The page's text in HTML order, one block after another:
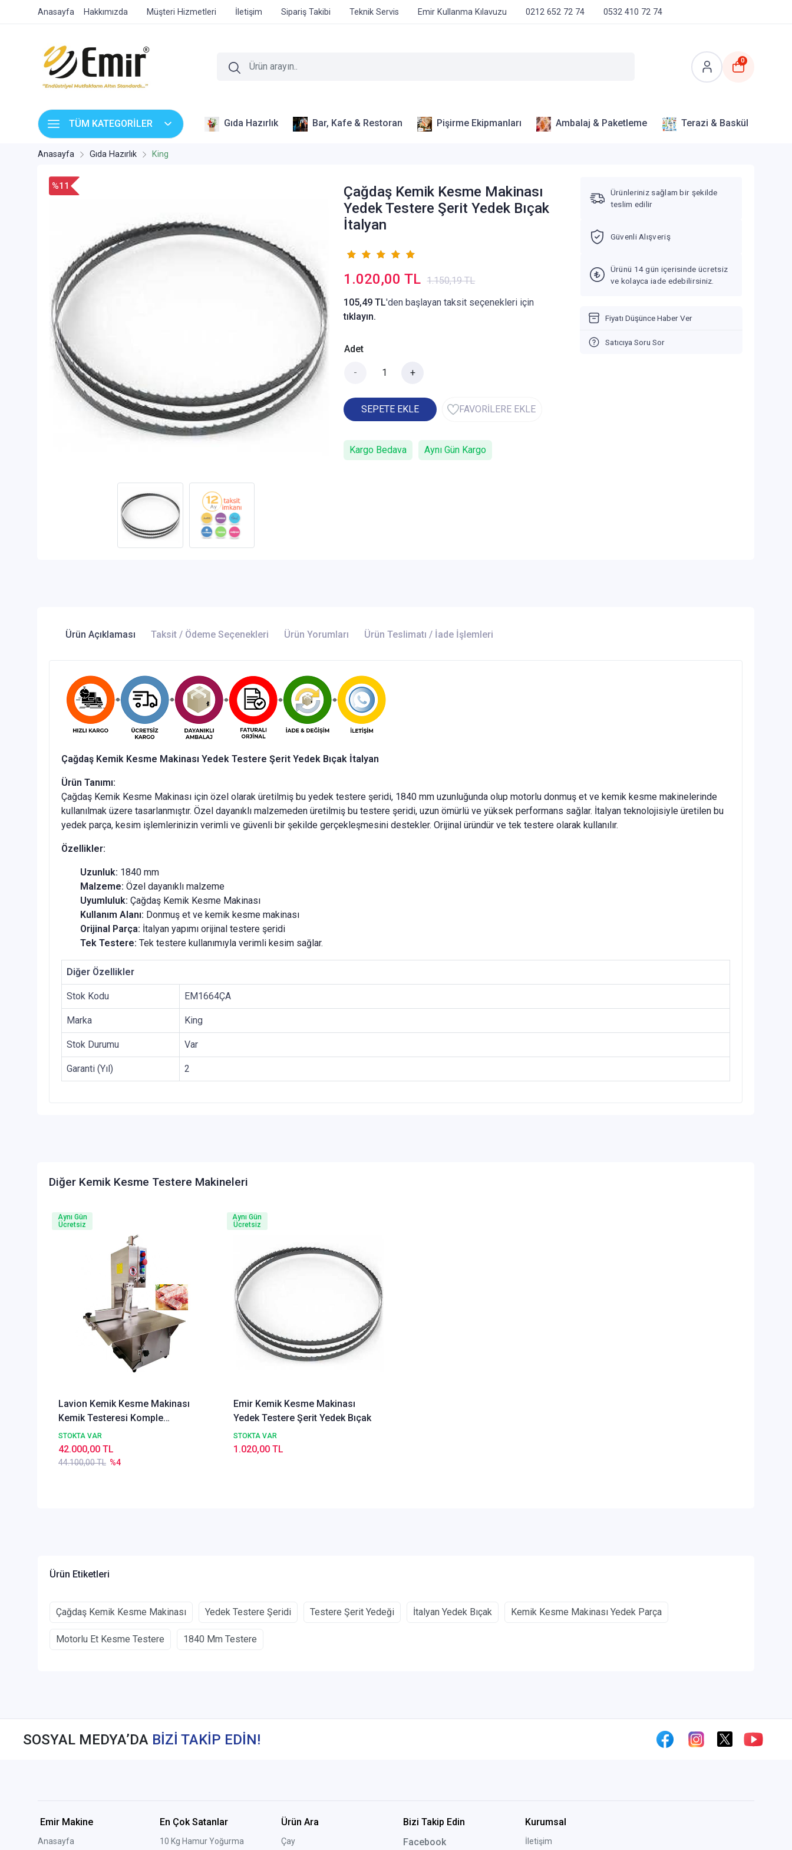
Anasayfa Hakkımızda Müşteri Hizmetleri İletişim Sipariş Takibi Teknik Servis Emir Kullanma Kılavuzu 0212 652 72 74 0532 410 72 74
0
TÜM KATEGORİLER Gıda Hazırlık Bar, Kafe & Restoran Pişirme Ekipmanları Ambalaj & Paketleme Terazi & Baskül
Anasayfa Gıda Hazırlık King
%11
Çağdaş Kemik Kesme Makinası
Yedek Testere Şerit Yedek Bıçak
İtalyan
1.020,00 TL 1.150,19 TL
105,49 TL'den başlayan taksit seçenekleri için
tıklayın.
Adet
- +
SEPETE EKLE FAVORİLERE EKLE
Kargo Bedava Aynı Gün Kargo
Ürünleriniz sağlam bir şekilde
teslim edilir
Güvenli Alışveriş
Ürünü 14 gün içerisinde ücretsiz
ve kolayca iade edebilirsiniz.
Fiyatı Düşünce Haber Ver
Satıcıya Soru Sor
Ürün Açıklaması Taksit / Ödeme Seçenekleri Ürün Yorumları Ürün Teslimatı / İade İşlemleri
Çağdaş Kemik Kesme Makinası Yedek Testere Şerit Yedek Bıçak İtalyan
Ürün Tanımı:
Çağdaş Kemik Kesme Makinası için özel olarak üretilmiş bu yedek testere şeridi, 1840 mm uzunluğunda olup motorlu donmuş et ve kemik kesme makinelerinde
kullanılmak üzere tasarlanmıştır. Özel dayanıklı malzemeden üretilmiş bu testere şeridi, uzun ömürlü ve yüksek performans sağlar. İtalyan teknolojisiyle üretilen bu
yedek parça, kesim işlemlerinizin verimli ve güvenli bir şekilde gerçekleşmesini destekler. Orijinal üründür ve tek testere olarak kullanılır.
Özellikler:
Uzunluk: 1840 mm
Malzeme: Özel dayanıklı malzeme
Uyumluluk: Çağdaş Kemik Kesme Makinası
Kullanım Alanı: Donmuş et ve kemik kesme makinası
Orijinal Parça: İtalyan yapımı orijinal testere şeridi
Tek Testere: Tek testere kullanımıyla verimli kesim sağlar.
Diğer Özellikler
Stok Kodu EM1664ÇA
Marka King
Stok Durumu Var
Garanti (Yıl) 2
Diğer Kemik Kesme Testere Makineleri
Lavion Kemik Kesme Makinası
Kemik Testeresi Komple
Paslanmaz
STOKTA VAR
44.100,00 TL %4
42.000,00 TL
Aynı Gün
Ücretsiz
Emir Kemik Kesme Makinası
Yedek Testere Şerit Yedek Bıçak
STOKTA VAR
1.020,00 TL
Aynı Gün
Ücretsiz
Ürün Etiketleri
Çağdaş Kemik Kesme Makinası Yedek Testere Şeridi Testere Şerit Yedeği İtalyan Yedek Bıçak Kemik Kesme Makinası Yedek Parça
Motorlu Et Kesme Testere 1840 Mm Testere
SOSYAL MEDYA’DA BİZİ TAKİP EDİN!
Emir Makine
Anasayfa
En Çok Satanlar
10 Kg Hamur Yoğurma
Ürün Ara
Çay
Bizi Takip Edin
Facebook
Kurumsal
İletişim